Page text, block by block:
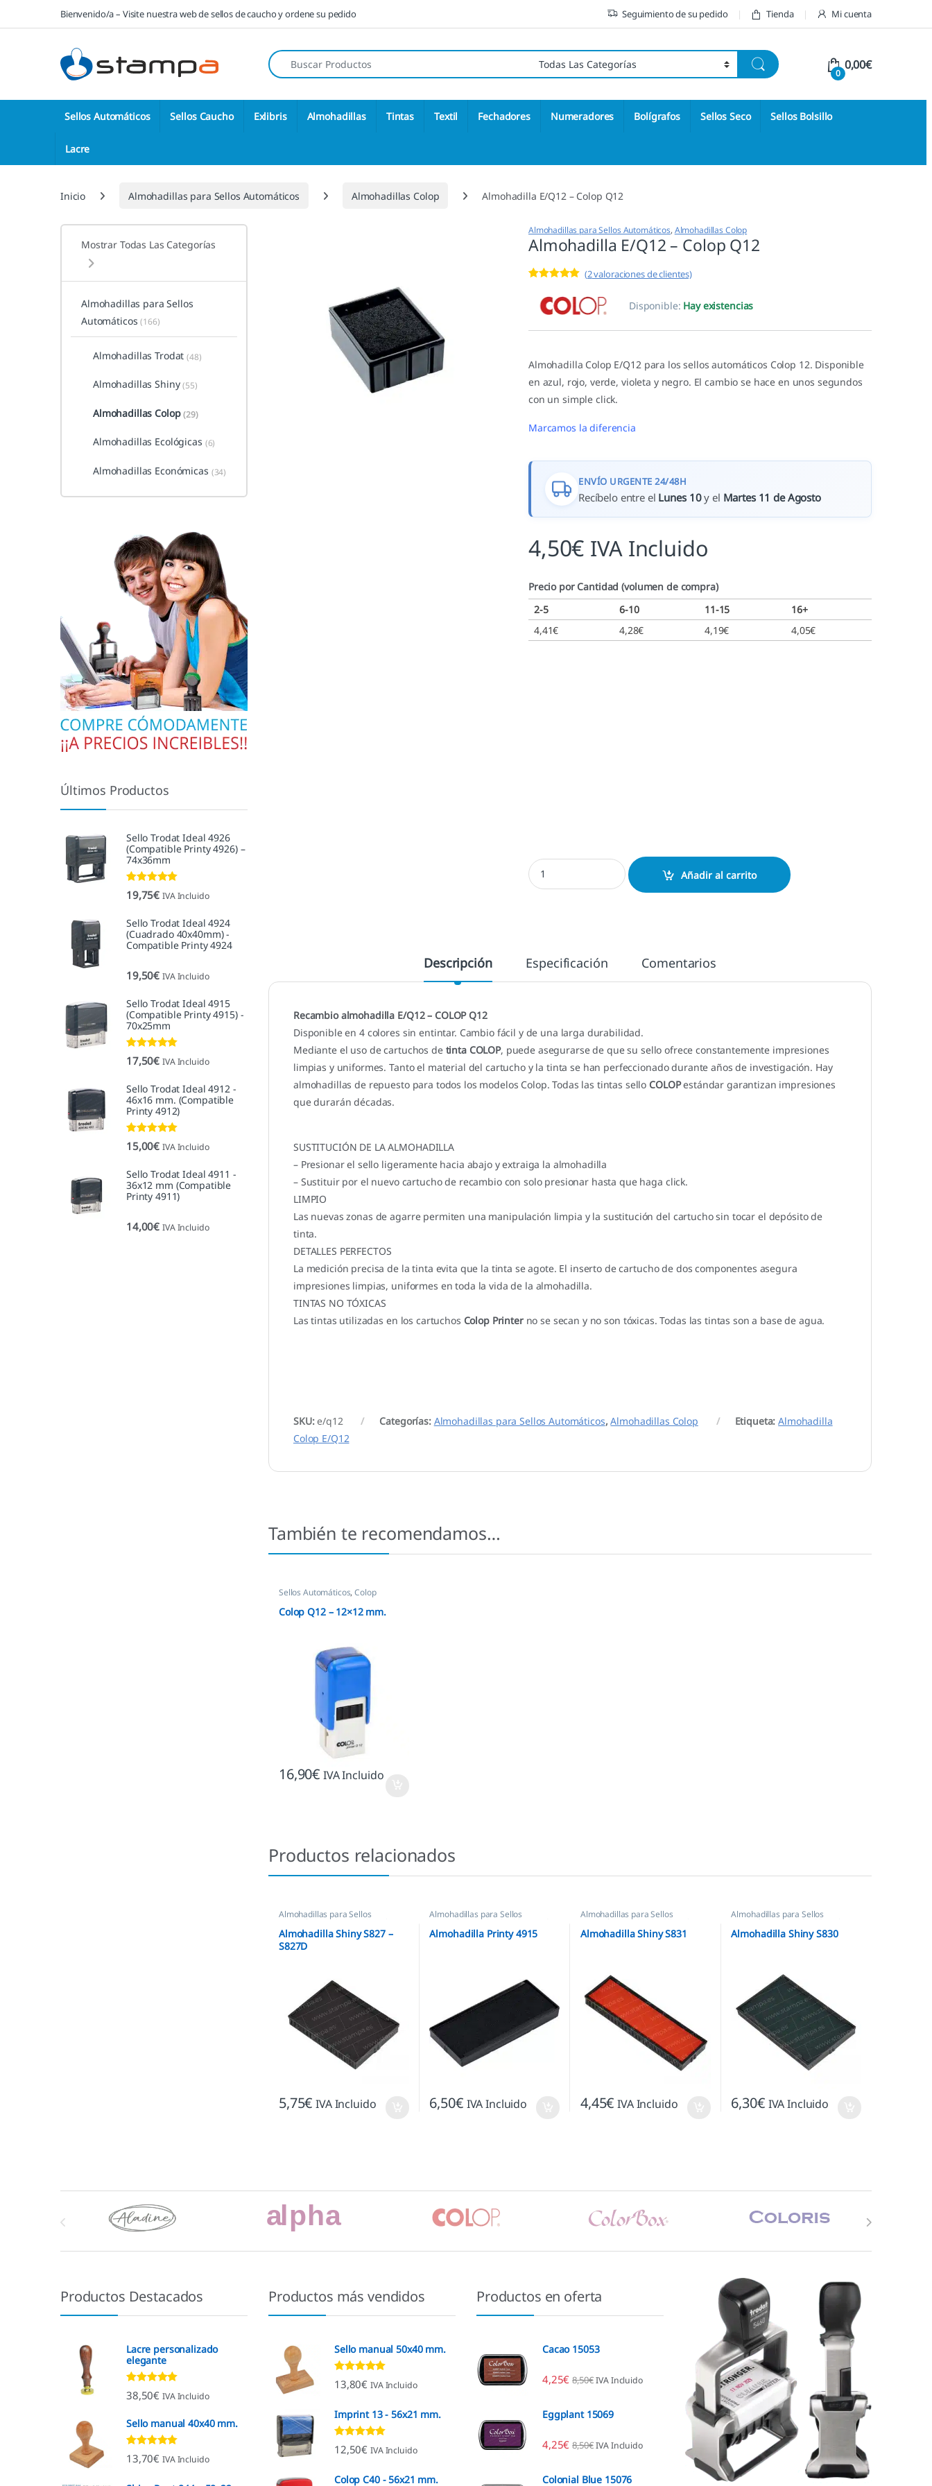
Saltar a la navegación
Saltar al contenidoBienvenido/a – Visite nuestra web de sellos de caucho y ordene su pedido Seguimiento de su pedido Tienda Mi cuenta
Búsqueda de:
0
0,00€
Sellos Automáticos Sellos Caucho Exlibris Almohadillas Tintas Textil Fechadores Numeradores Bolígrafos Sellos Seco Sellos Bolsillo
Lacre
Inicio Almohadillas para Sellos Automáticos Almohadillas Colop Almohadilla E/Q12 – Colop Q12
Almohadillas para Sellos Automáticos, Almohadillas Colop
Almohadilla E/Q12 – Colop Q12
5.00de 5 en
base a
valoracione
(2valoraciones de clientes)
Disponible: Hay existencias
Almohadilla Colop E/Q12 para los sellos automáticos Colop 12. Disponible
en azul, rojo, verde, violeta y negro. El cambio se hace en unos segundos
con un simple click.
Marcamos la diferencia
ENVÍO URGENTE 24/48H
Recíbelo entre el Lunes 10y el Martes 11 de Agosto
4,50€ IVA Incluido
Precio por Cantidad (volumen de compra)
2-5
6-10 11-15
16+
4,41€ 4,28€ 4,19€ 4,05€
Almohadilla E/Q12 - Colop Q12 cantidad
Añadir al carrito
Descripción Especificación Comentarios
Recambio almohadilla E/Q12 – COLOP Q12
Disponible en 4 colores sin entintar. Cambio fácil y de una larga durabilidad.
Mediante el uso de cartuchos de tinta COLOP, puede asegurarse de que su sello ofrece constantemente impresiones
limpias y uniformes. Tanto el material del cartucho y la tinta se han perfeccionado durante años de investigación. Hay
almohadillas de repuesto para todos los modelos Colop. Todas las tintas sello COLOPestándar garantizan impresiones
que durarán décadas.
SUSTITUCIÓN DE LA ALMOHADILLA
– Presionar el sello ligeramente hacia abajo y extraiga la almohadilla
– Sustituir por el nuevo cartucho de recambio con solo presionar hasta que haga click.
LIMPIO
Las nuevas zonas de agarre permiten una manipulación limpia y la sustitución del cartucho sin tocar el depósito de
tinta.
DETALLES PERFECTOS
La medición precisa de la tinta evita que la tinta se agote. El inserto de cartucho de dos componentes asegura
impresiones limpias, uniformes en toda la vida de la almohadilla.
TINTAS NO TÓXICAS
Las tintas utilizadas en los cartuchos Colop Printerno se secan y no son tóxicas. Todas las tintas son a base de agua.
SKU:e/q12 Categorías: Almohadillas para Sellos Automáticos,Almohadillas Colop Etiqueta:Almohadilla
Colop E/Q12
También te recomendamos…
Sellos Automáticos,Colop
Colop Q12 – 12×12 mm.
16,90€ IVA Incluido
Productos relacionados
Almohadillas para Sellos
Automáticos ,Almohadillas Shiny
Almohadilla Shiny S827 –
S827D
5,75€ IVA Incluido
Almohadillas para Sellos
Automáticos Almohadillas Trodat
Almohadilla Printy 4915
6,50€ IVA Incluido
Almohadillas para Sellos
Automáticos ,Almohadillas Shiny
Almohadilla Shiny S831
4,45€ IVA Incluido
Almohadillas para Sellos
Automáticos Almohadillas Shiny
Almohadilla Shiny S830
6,30€ IVA Incluido
Mostrar Todas Las Categorías
Almohadillas para Sellos
Automáticos(166)
Almohadillas Trodat (48)
Almohadillas Shiny (55)
Almohadillas Colop (29)
Almohadillas Ecológicas (6)
Almohadillas Económicas (34)
Últimos Productos
Sello Trodat Ideal 4926
(Compatible Printy 4926) –
74x36mm
Valorado con
5.00de 5
19,75€ IVA Incluido
Sello Trodat Ideal 4924
(Cuadrado 40x40mm) -
Compatible Printy 4924
19,50€ IVA Incluido
Sello Trodat Ideal 4915
(Compatible Printy 4915) -
70x25mm
Valorado con
5.00de 5
17,50€ IVA Incluido
Sello Trodat Ideal 4912 -
46x16 mm. (Compatible
Printy 4912)
Valorado con
5.00de 5
15,00€ IVA Incluido
Sello Trodat Ideal 4911 -
36x12 mm (Compatible
Printy 4911)
14,00€ IVA Incluido
Marcas De Carrusel
Productos Destacados
Lacre personalizado
elegante
Valorado con
4.92de 5
38,50€ IVA Incluido
Sello manual 40x40 mm.
Valorado con
4.96de 5
13,70€ IVA Incluido
Productos más vendidos
Sello manual 50x40 mm.
Valorado con
4.80de 5
13,80€ IVA Incluido
Imprint 13 - 56x21 mm.
Valorado con
4.96de 5
12,50€ IVA Incluido
Colop C40 - 56x21 mm.
Productos en oferta
Cacao 15053
4,25€ 8,50€ IVA Incluido
Eggplant 15069
4,25€ 8,50€ IVA Incluido
Colonial Blue 15076